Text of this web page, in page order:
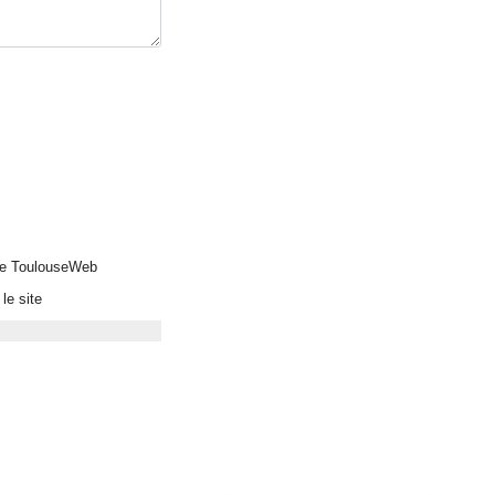
ToulouseWeb
le site